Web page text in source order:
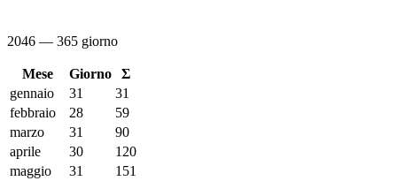
2046 — 365 giorno
Mese Giorno
Σ
gennaio
31
31
febbraio
28
59
marzo
31
90
aprile
30
120
maggio
31
151